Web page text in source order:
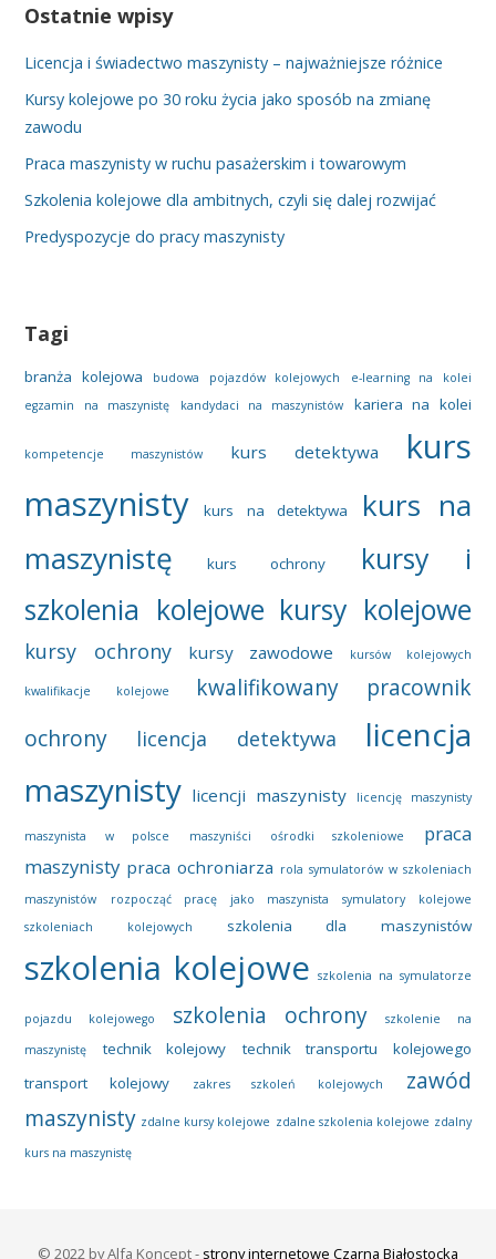
Ostatnie wpisy
Licencja i świadectwo maszynisty – najważniejsze różnice
Kursy kolejowe po 30 roku życia jako sposób na zmianę
zawodu
Praca maszynisty w ruchu pasażerskim i towarowym
Szkolenia kolejowe dla ambitnych, czyli się dalej rozwijać
Predyspozycje do pracy maszynisty
Tagi
branża kolejowa budowa pojazdów kolejowych
e-learning na kolei
egzamin na maszynistę
kandydaci na maszynistów kariera na kolei
kompetencje maszynistów kurs detektywa
kurs
maszynisty
kurs na detektywa
kurs na
maszynistę
kurs ochrony
kursy i
szkolenia kolejowe kursy kolejowe
kursy ochrony kursy zawodowe kursów kolejowych
kwalifikacje kolejowe
kwalifikowany pracownik
ochrony
licencja detektywa
licencja
maszynisty licencji maszynisty licencję maszynisty
maszynista w polsce maszyniści ośrodki szkoleniowe
praca
maszynisty praca ochroniarza rola symulatorów w szkoleniach
maszynistów
rozpocząć pracę jako maszynista
symulatory kolejowe
szkoleniach kolejowych
szkolenia dla maszynistów
szkolenia kolejowe szkolenia na symulatorze
pojazdu kolejowego szkolenia ochrony
szkolenie na
maszynistę
technik kolejowy
technik transportu kolejowego
transport kolejowy
zakres szkoleń kolejowych
zawód
maszynisty zdalne kursy kolejowe zdalne szkolenia kolejowe zdalny
kurs na maszynistę
© 2022 by Alfa Koncept - strony internetowe Czarna Białostocka